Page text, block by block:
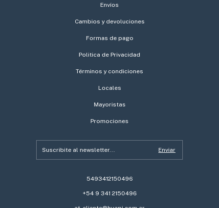
Envíos
Cambios y devoluciones
Formas de pago
Politica de Privacidad
Términos y condiciones
Locales
Mayoristas
Promociones
5493412150496
+54 9 341 2150496